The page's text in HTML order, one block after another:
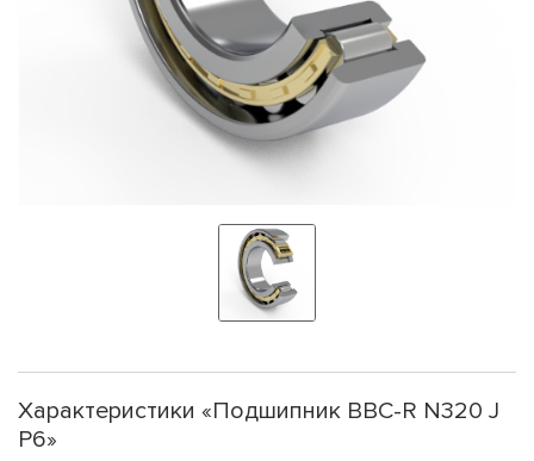
Характеристики «Подшипник BBC-R N320 J
P6»